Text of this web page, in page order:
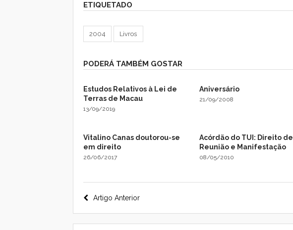
ETIQUETADO
2004 Livros
PODERÁ TAMBÉM GOSTAR
Estudos Relativos à Lei de
Terras de Macau
13/09/2019
Aniversário
21/09/2008
Vitalino Canas doutorou-se
em direito
26/06/2017
Acórdão do TUI: Direito de
Reunião e Manifestação
08/05/2010
Navegação
do
Artigo Anterior